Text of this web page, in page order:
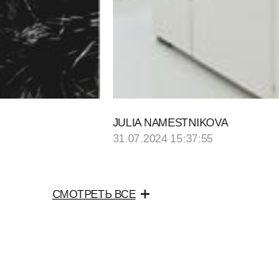
JULIA NAMESTNIKOVA
31.07.2024 15:37:55
СМОТРЕТЬ ВСЕ